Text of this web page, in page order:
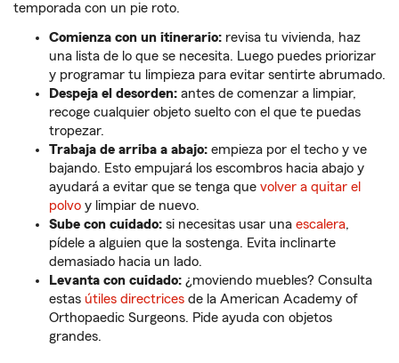
temporada con un pie roto.
Comienza con un itinerario: revisa tu vivienda, haz
una lista de lo que se necesita. Luego puedes priorizar
y programar tu limpieza para evitar sentirte abrumado.
Despeja el desorden: antes de comenzar a limpiar,
recoge cualquier objeto suelto con el que te puedas
tropezar.
Trabaja de arriba a abajo: empieza por el techo y ve
bajando. Esto empujará los escombros hacia abajo y
ayudará a evitar que se tenga que volver a quitar el
polvo y limpiar de nuevo.
Sube con cuidado: si necesitas usar una escalera,
pídele a alguien que la sostenga. Evita inclinarte
demasiado hacia un lado.
Levanta con cuidado: ¿moviendo muebles? Consulta
estas útiles directrices de la American Academy of
Orthopaedic Surgeons. Pide ayuda con objetos
grandes.